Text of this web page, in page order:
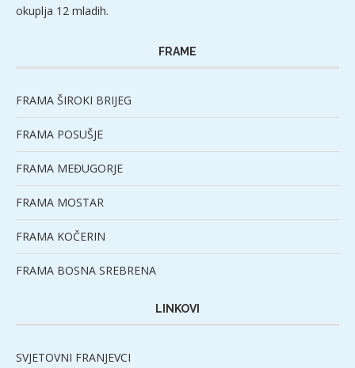
okuplja 12 mladih.
FRAME
FRAMA ŠIROKI BRIJEG
FRAMA POSUŠJE
FRAMA MEĐUGORJE
FRAMA MOSTAR
FRAMA KOČERIN
FRAMA BOSNA SREBRENA
LINKOVI
SVJETOVNI FRANJEVCI